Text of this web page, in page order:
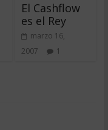
El Cashflow
es el Rey
marzo 16,
2007
1